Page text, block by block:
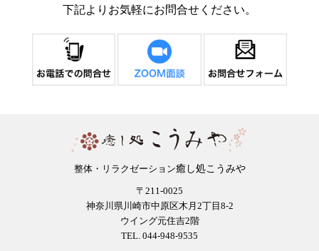
下記よりお気軽にお問合せください。
整体・リラクゼーション癒し処こうみや
〒211-0025
神奈川県川崎市中原区木月2丁目8-2
ウイング元住吉2階
TEL. 044-948-9535